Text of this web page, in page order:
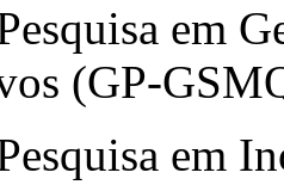
em
(GP-
em